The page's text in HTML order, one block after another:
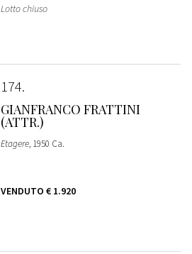
Lotto chiuso
174
GIANFRANCO FRATTINI
(ATTR.)
Etagere, 1950 Ca.
VENDUTO € 1.920